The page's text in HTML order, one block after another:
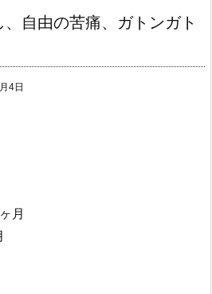
自由の苦痛、ガトンガト
4日
月